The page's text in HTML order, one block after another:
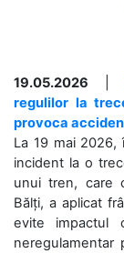
19.05.2026
regulilor la
provoca
La 19 mai 2026,
incident la o
unui tren, care
Bălți, a aplicat
evite impactul